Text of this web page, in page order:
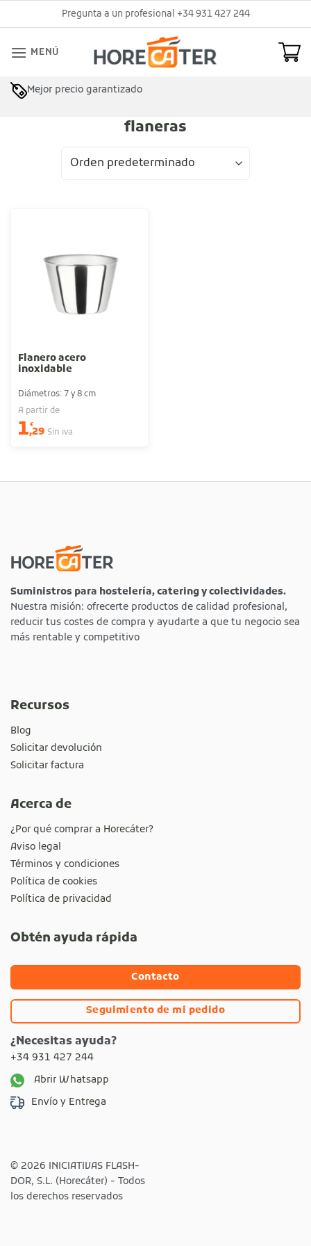
al
Pregunta a un profesional +34 931 427 244
MENÚ
Mejor precio garantizado
flaneras
Flanero acero
inoxidable
Diámetros: 7 y 8 cm
A partir de
1€
,29 Sin iva
Suministros para hostelería, catering y colectividades.
Nuestra misión: ofrecerte productos de calidad profesional,
reducir tus costes de compra y ayudarte a que tu negocio sea
más rentable y competitivo
Recursos
Blog
Solicitar devolución
Solicitar factura
Acerca de
¿Por qué comprar a Horecáter?
Aviso legal
Términos y condiciones
Política de cookies
Política de privacidad
Obtén ayuda rápida
Contacto
Seguimiento de mi pedido
¿Necesitas ayuda?
+34 931 427 244
Abrir Whatsapp
Envío y Entrega
© 2026 INICIATIVAS FLASH-
DOR, S.L. (Horecáter) - Todos
los derechos reservados